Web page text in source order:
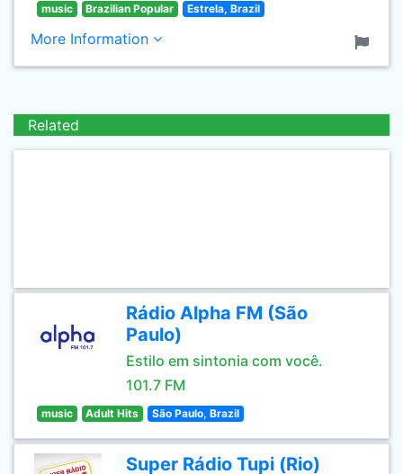
music Brazilian Popular Estrela, Brazil
More Information
Related
Rádio Alpha FM (São
Paulo)
Estilo em sintonia com você.
101.7 FM
music Adult Hits São Paulo, Brazil
Super Rádio Tupi (Rio)